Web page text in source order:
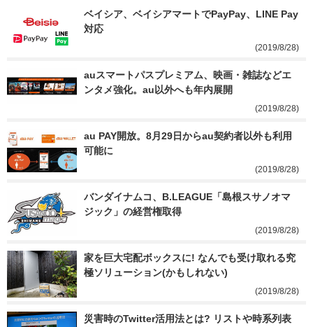
ベイシア、ベイシアマートでPayPay、LINE Pay
対応
(2019/8/28)
auスマートパスプレミアム、映画・雑誌などエ
ンタメ強化。au以外へも年内展開
(2019/8/28)
au PAY開放。8月29日からau契約者以外も利用
可能に
(2019/8/28)
バンダイナムコ、B.LEAGUE「島根スサノオマ
ジック」の経営権取得
(2019/8/28)
家を巨大宅配ボックスに! なんでも受け取れる究
極ソリューション(かもしれない)
(2019/8/28)
災害時のTwitter活用法とは? リストや時系列表